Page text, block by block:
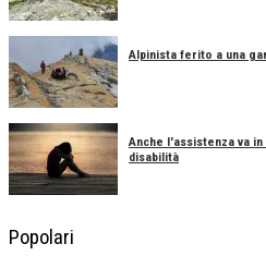
Alpinista ferito a una
Anche l'assistenza va
disabilità
Popolari